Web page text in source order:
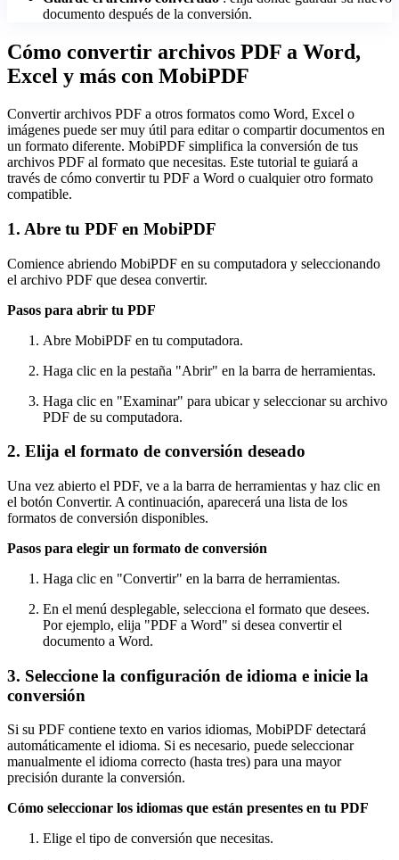
documento después de la conversión.
Cómo convertir archivos PDF a Word,
Excel y más con MobiPDF
Convertir archivos PDF a otros formatos como Word, Excel o
imágenes puede ser muy útil para editar o compartir documentos en
un formato diferente. MobiPDF simplifica la conversión de tus
archivos PDF al formato que necesitas. Este tutorial te guiará a
través de cómo convertir tu PDF a Word o cualquier otro formato
compatible.
1. Abre tu PDF en MobiPDF
Comience abriendo MobiPDF en su computadora y seleccionando
el archivo PDF que desea convertir.
Pasos para abrir tu PDF
Abre MobiPDF en tu computadora.
Haga clic en la pestaña "Abrir" en la barra de herramientas.
Haga clic en "Examinar" para ubicar y seleccionar su archivo
PDF de su computadora.
2. Elija el formato de conversión deseado
Una vez abierto el PDF, ve a la barra de herramientas y haz clic en
el botón Convertir. A continuación, aparecerá una lista de los
formatos de conversión disponibles.
Pasos para elegir un formato de conversión
Haga clic en "Convertir" en la barra de herramientas.
En el menú desplegable, selecciona el formato que desees.
Por ejemplo, elija "PDF a Word" si desea convertir el
documento a Word.
3. Seleccione la configuración de idioma e inicie la
conversión
Si su PDF contiene texto en varios idiomas, MobiPDF detectará
automáticamente el idioma. Si es necesario, puede seleccionar
manualmente el idioma correcto (hasta tres) para una mayor
precisión durante la conversión.
Cómo seleccionar los idiomas que están presentes en tu PDF
Elige el tipo de conversión que necesitas.